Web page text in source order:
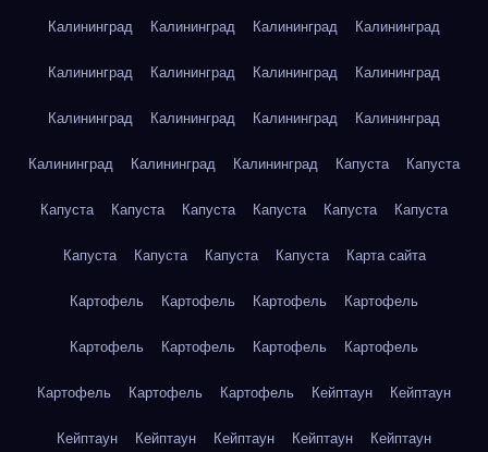
Калининград Калининград Калининград Калининград
Калининград Калининград Калининград Калининград
Калининград Калининград Калининград Калининград
Калининград Калининград Калининград Капуста Капуста
Капуста Капуста Капуста Капуста Капуста Капуста
Капуста Капуста Капуста Капуста Карта сайта
Картофель Картофель Картофель Картофель
Картофель Картофель Картофель Картофель
Картофель Картофель Картофель Кейптаун Кейптаун
Кейптаун Кейптаун Кейптаун Кейптаун Кейптаун